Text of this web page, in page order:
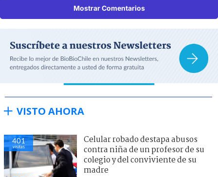
Mostrar Comentarios
VISTO AHORA
401
visitas
Celular robado destapa abusos
contra niña de un profesor de su
colegio y del conviviente de su
madre